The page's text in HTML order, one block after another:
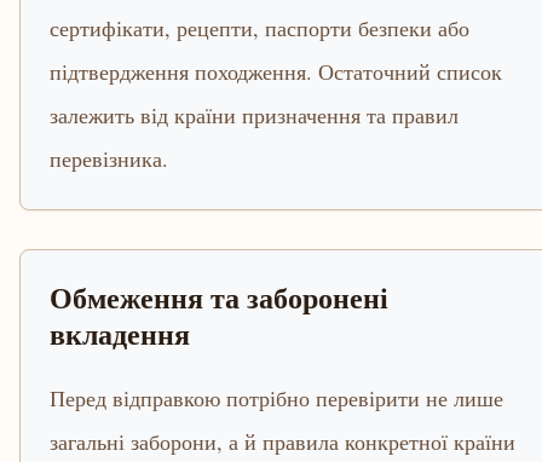
сертифікати, рецепти, паспорти безпеки або
підтвердження походження. Остаточний список
залежить від країни призначення та правил
перевізника.
Обмеження та заборонені
вкладення
Перед відправкою потрібно перевірити не лише
загальні заборони, а й правила конкретної країни